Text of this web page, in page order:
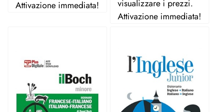
Attivazione immediata!
visualizzare i prezzi.
Attivazione immediata!